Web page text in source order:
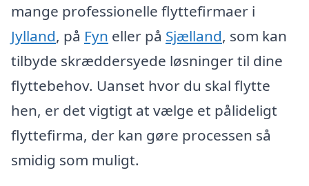
mange professionelle flyttefirmaer i
Jylland, på Fyn eller på Sjælland, som kan
tilbyde skræddersyede løsninger til dine
flyttebehov. Uanset hvor du skal flytte
hen, er det vigtigt at vælge et pålideligt
flyttefirma, der kan gøre processen så
smidig som muligt.